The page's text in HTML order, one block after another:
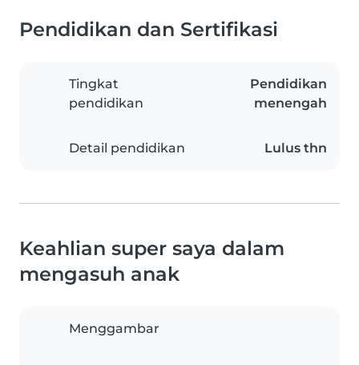
Pendidikan dan Sertifikasi
Tingkat
pendidikan
Pendidikan
menengah
Detail pendidikan Lulus thn
Keahlian super saya dalam
mengasuh anak
Menggambar